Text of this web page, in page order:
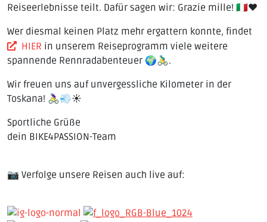
Reiseerlebnisse teilt. Dafür sagen wir: Grazie mille! 🇮🇹❤️
Wer diesmal keinen Platz mehr ergattern konnte, findet
HIER in unserem Reiseprogramm viele weitere
spannende Rennradabenteuer 🌍🚴‍♂️.
Wir freuen uns auf unvergessliche Kilometer in der
Toskana! 🚴‍♀️💨☀️
Sportliche Grüße
dein BIKE4PASSION-Team
📷 Verfolge unsere Reisen auch live auf: